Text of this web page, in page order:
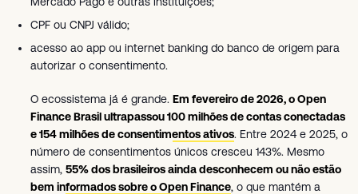
CPF ou CNPJ válido;
acesso ao app ou internet banking do banco de origem para
autorizar o consentimento.
O ecossistema já é grande. Em fevereiro de 2026, o Open
Finance Brasil ultrapassou 100 milhões de contas conectadas
e 154 milhões de consentimentos ativos. Entre 2024 e 2025, o
número de consentimentos únicos cresceu 143%. Mesmo
assim, 55% dos brasileiros ainda desconhecem ou não estão
bem informados sobre o Open Finance, o que mantém a